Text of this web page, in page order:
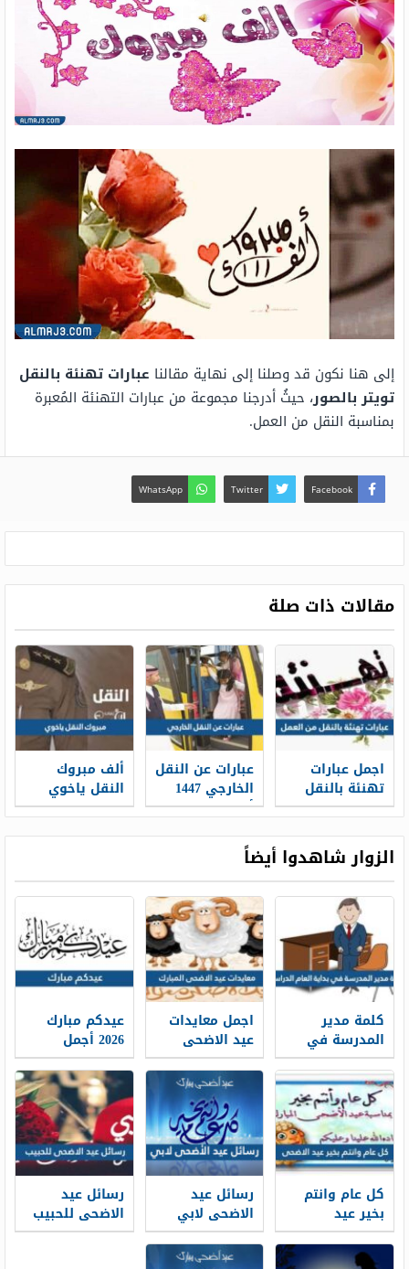
إلى هنا نكون قد وصلنا إلى نهاية مقالنا عبارات تهنئة بالنقل
تويتر بالصور، حيثُ أدرجنا مجموعة من عبارات التهنئة المُعبرة
بمناسبة النقل من العمل.
Facebook
Twitter
WhatsApp
مقالات ذات صلة
اجمل عبارات
تهنئة بالنقل
من العمل 2026
عبارات عن النقل
الخارجي 1447
أجمل عبارات
ألف مبروك
النقل ياخوي
1447 عبارات
الزوار شاهدوا أيضاً
كلمة مدير
المدرسة في
بداية العام
الدراسي 1448
جاهزة للطباعة
اجمل معايدات
عيد الاضحى
المبارك 2026-
1448
عيدكم مبارك
2026 أجمل
كلمات وعبارات
وصور تهنئة
عيد الاضحى
1448
كل عام وانتم
بخير عيد
الاضحى 2026 ،
أجمل معايدات
رسائل عيد
الاضحى لابي
2026 … اجمل
مسجات تهنئة
رسائل عيد
الاضحى للحبيب
قصيرة 2026 ..